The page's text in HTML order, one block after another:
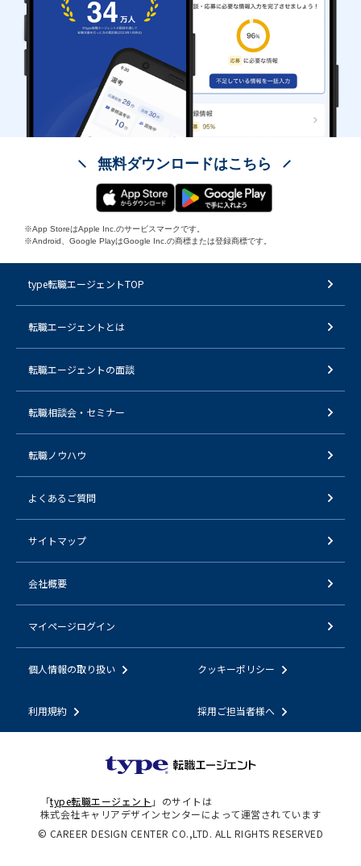
無料ダウンロードはこちら
※App StoreはApple Inc.のサービスマークです。
※Android、Google PlayはGoogle Inc.の商標または登録商標です。
type転職エージェントTOP
転職エージェントとは
転職エージェントの面談
転職相談会・セミナー
転職ノウハウ
よくあるご質問
サイトマップ
会社概要
マイページログイン
個人情報の取り扱い クッキーポリシー
利用規約 採用ご担当者様へ
「type転職エージェント 」のサイトは
株式会社キャリアデザインセンターによって運営されています
© CAREER DESIGN CENTER CO.,LTD. ALL RIGHTS RESERVED